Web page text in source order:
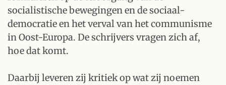
socialistische bewegingen en de sociaal-
democratie en het verval van het communisme
in Oost-Europa. De schrijvers vragen zich af,
hoe dat komt.
Daarbij leveren zij kritiek op wat zij noemen